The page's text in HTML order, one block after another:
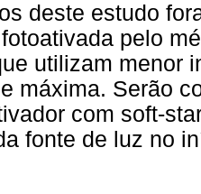
deste estudo
pelo
utilizam menor
máxima. Serão
com soft-
fonte de luz no